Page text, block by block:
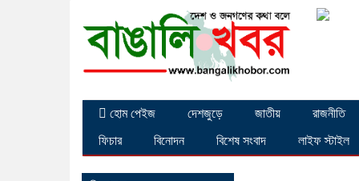
হোম পেইজ দেশজুড়ে জাতীয়
রাজনীতি
ফিচার
বিনোদন বিশেষ সংবাদ লাইফ স্টাইল